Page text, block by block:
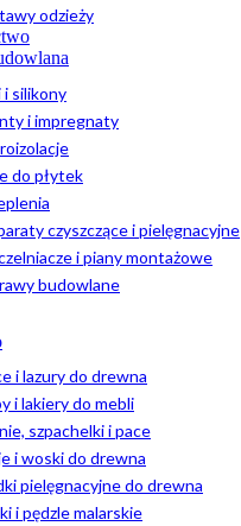
odzieży
i silikony
i impregnaty
do płytek
czyszczące i pielęgnacyjne
i piany montażowe
budowlane
i lazury do drewna
i lakiery do mebli
szpachelki i pace
i woski do drewna
pielęgnacyjne do drewna
i pędzle malarskie